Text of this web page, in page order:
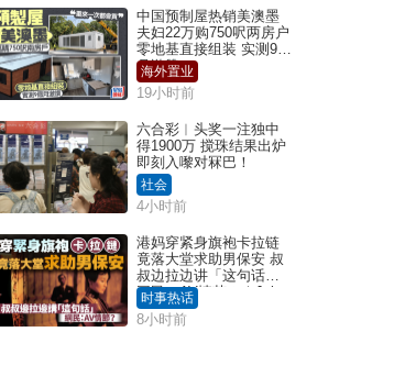
中国预制屋热销美澳墨
夫妇22万购750呎两房户
零地基直接组装 实测9个
月激赞
海外置业
19小时前
六合彩︱头奖一注独中
得1900万 搅珠结果出炉
即刻入嚟对冧巴！
社会
4小时前
港妈穿紧身旗袍卡拉链
竟落大堂求助男保安 叔
叔边拉边讲「这句话」
网民：AV情节？｜Juicy
叮
时事热话
8小时前